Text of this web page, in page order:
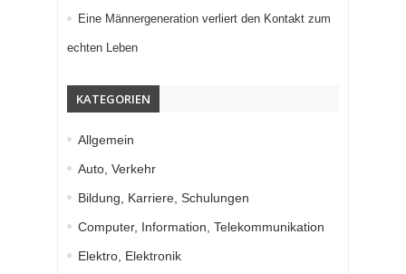
Eine Männergeneration verliert den Kontakt zum
echten Leben
KATEGORIEN
Allgemein
Auto, Verkehr
Bildung, Karriere, Schulungen
Computer, Information, Telekommunikation
Elektro, Elektronik